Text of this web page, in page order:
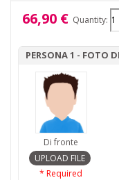
66,90 € Quantity:
PERSONA 1 - FOTO
Di fronte
* Required